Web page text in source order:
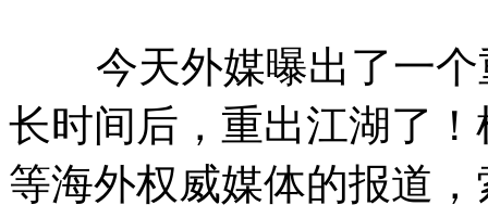
今天外媒曝出了一个
长时间后，重出江湖了
等海外权威媒体的报道